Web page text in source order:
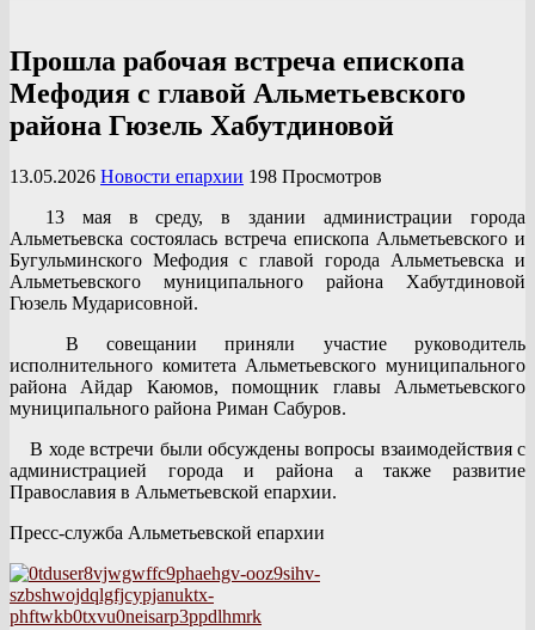
Прошла рабочая встреча епископа
Мефодия с главой Альметьевского
района Гюзель Хабутдиновой
13.05.2026 Новости епархии 198 Просмотров
13 мая в среду, в здании администрации города
Альметьевска состоялась встреча епископа Альметьевского и
Бугульминского Мефодия с главой города Альметьевска и
Альметьевского муниципального района Хабутдиновой
Гюзель Мударисовной.
В совещании приняли участие руководитель
исполнительного комитета Альметьевского муниципального
района Айдар Каюмов, помощник главы Альметьевского
муниципального района Риман Сабуров.
В ходе встречи были обсуждены вопросы взаимодействия с
администрацией города и района а также развитие
Православия в Альметьевской епархии.
Пресс-служба Альметьевской епархии